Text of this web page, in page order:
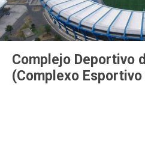
Complejo Deportivo
(Complexo